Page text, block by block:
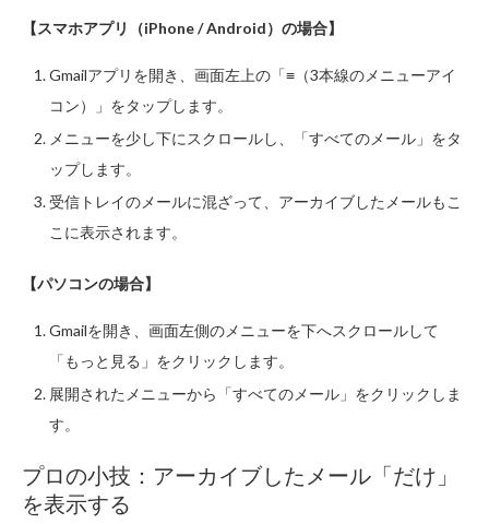
【スマホアプリ（iPhone / Android）の場合】
Gmailアプリを開き、画面左上の「≡（3本線のメニューアイ
コン）」をタップします。
メニューを少し下にスクロールし、「すべてのメール」をタ
ップします。
受信トレイのメールに混ざって、アーカイブしたメールもこ
こに表示されます。
【パソコンの場合】
Gmailを開き、画面左側のメニューを下へスクロールして
「もっと見る」をクリックします。
展開されたメニューから「すべてのメール」をクリックしま
す。
プロの小技：アーカイブしたメール「だけ」
を表示する